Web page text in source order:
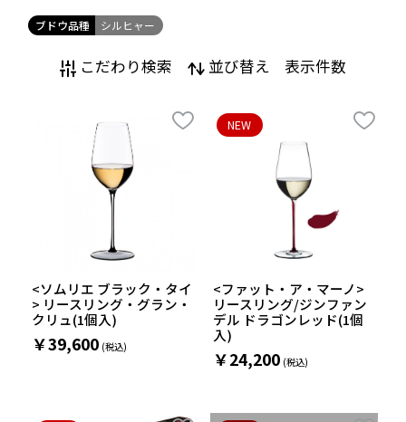
ブドウ品種 シルヒャー
こだわり検索 並び替え 表示件数
<ソムリエ ブラック・タイ
> リースリング・グラン・
クリュ(1個入)
￥39,600
<ファット・ア・マーノ>
リースリング/ジンファン
デル ドラゴンレッド(1個
入)
￥24,200
NEW